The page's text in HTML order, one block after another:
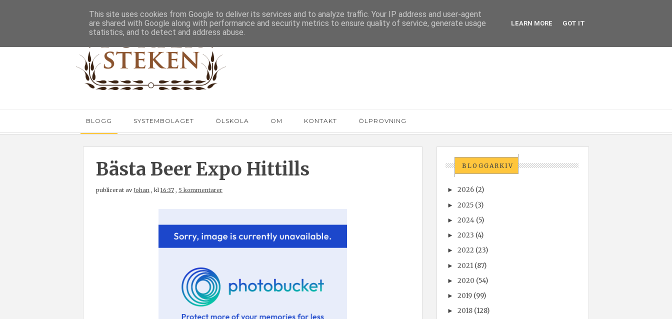
BLOGG SYSTEMBOLAGET ÖLSKOLA OM KONTAKT ÖLPROVNING
Bästa Beer Expo Hittills
publicerat avJohan , kl 16:37 , 5 kommentarer
BLOGGARKIV
►2026 (2)
►2025 (3)
►2024 (5)
►2023 (4)
►2022 (23)
►2021 (87)
►2020 (54)
►2019 (99)
►2018 (128)
This site uses cookies from Google to deliver its services and to analyze traffic. Your IP address and user-agent
are shared with Google along with performance and security metrics to ensure quality of service, generate usage
statistics, and to detect and address abuse.
LEARN MORE GOT IT